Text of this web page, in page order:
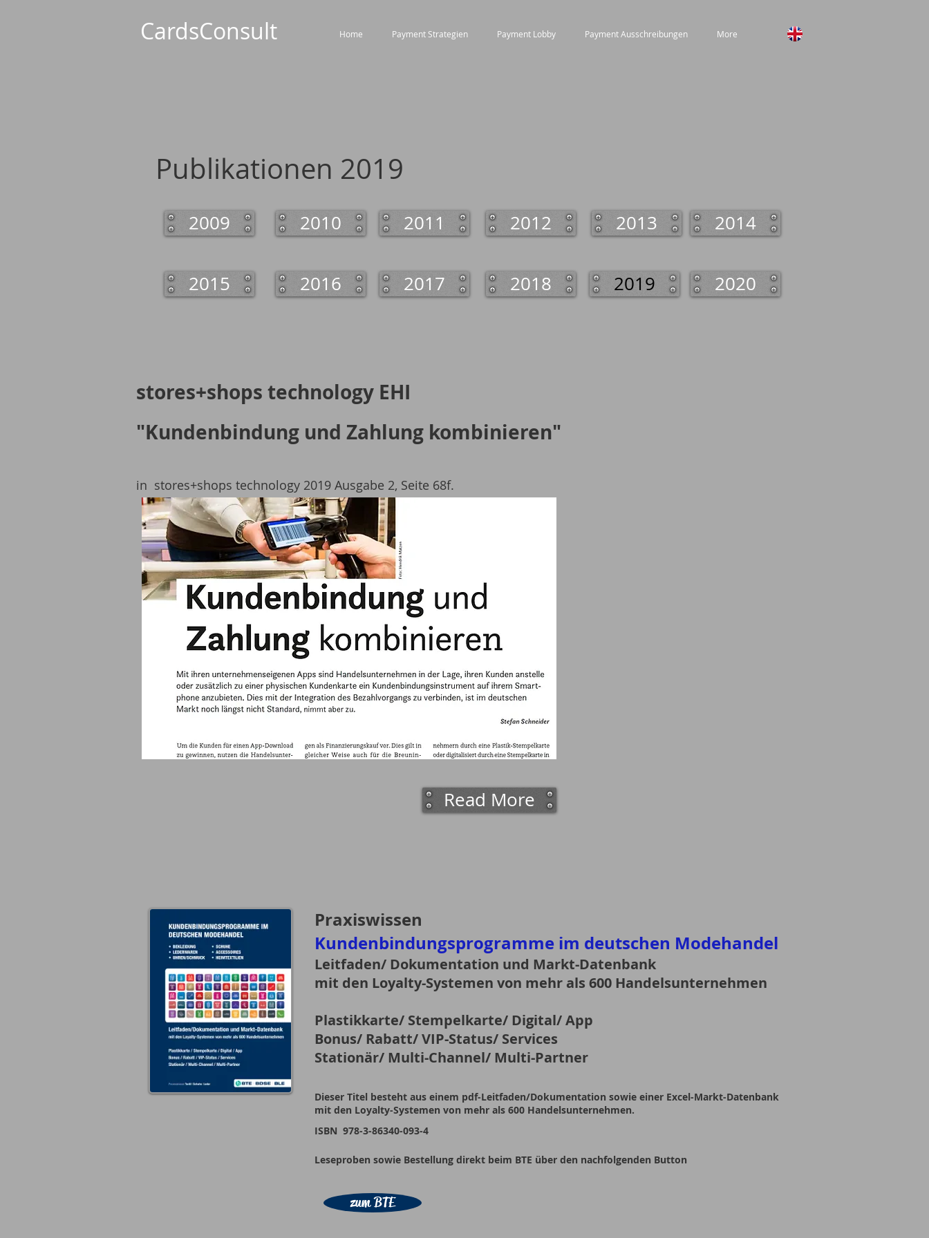
CardsConsult Home Payment Strategien Payment Lobby Payment Ausschreibungen More
Publikationen 2019
2009 2010 2011 2012 2013 2014
2015 2016 2017 2018 2019 2020
stores+shops technology EHI
"Kundenbindung und Zahlung kombinieren"
in stores+shops technology 2019 Ausgabe 2, Seite 68f.
Read More
Praxiswissen
Kundenbindungsprogramme im deutschen Modehandel
Leitfaden/ Dokumentation und Markt-Datenbank
mit den Loyalty-Systemen von mehr als 600 Handelsunternehmen
Plastikkarte/ Stempelkarte/ Digital/ App
Bonus/ Rabatt/ VIP-Status/ Services
Stationär/ Multi-Channel/ Multi-Partner
Dieser Titel besteht aus einem pdf-Leitfaden/Dokumentation sowie einer Excel-Markt-Datenbank
mit den Loyalty-Systemen von mehr als 600 Handelsunternehmen.
ISBN 978-3-86340-093-4
Leseproben sowie Bestellung direkt beim BTE über den nachfolgenden Button
zum BTE